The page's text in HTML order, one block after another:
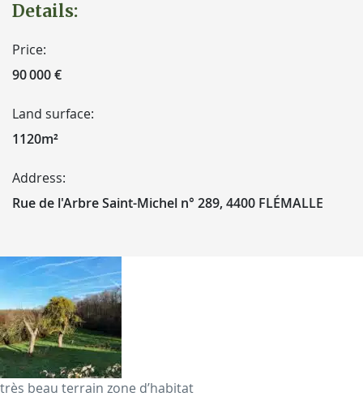
Details:
Price:
90 000 €
Land surface:
1120m²
Address:
Rue de l'Arbre Saint-Michel n° 289, 4400 FLÉMALLE
très beau terrain zone d’habitat